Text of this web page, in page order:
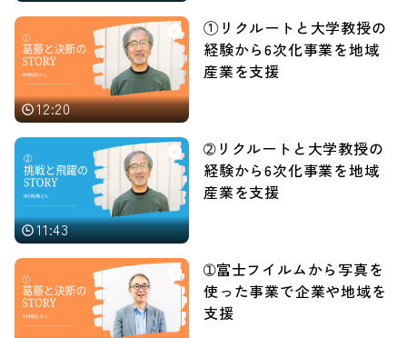
12:20
①リクルートと大学教授の
経験から6次化事業を地域
産業を支援
11:43
➁リクルートと大学教授の
経験から6次化事業を地域
産業を支援
➀富士フイルムから写真を
使った事業で企業や地域を
支援